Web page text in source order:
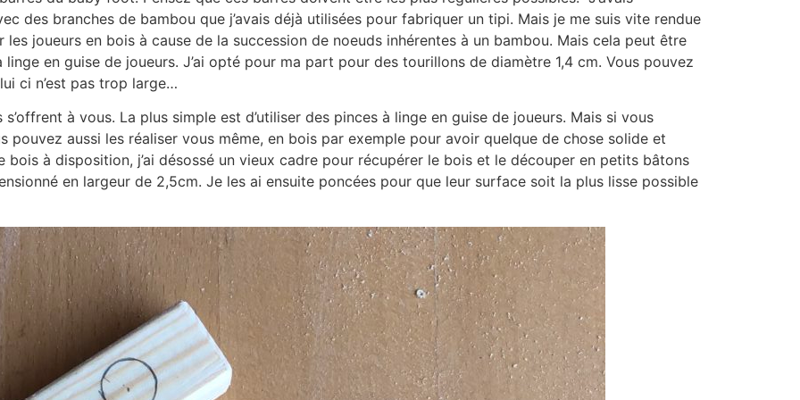
des branches de bambou que j’avais déjà utilisées pour fabriquer un tipi. Mais je me suis vite rendue
joueurs en bois à cause de la succession de noeuds inhérentes à un bambou. Mais cela peut être
en guise de joueurs. J’ai opté pour ma part pour des tourillons de diamètre 1,4 cm. Vous pouvez
ci n’est pas trop large…
à vous. La plus simple est d’utiliser des pinces à linge en guise de joueurs. Mais si vous
pouvez aussi les réaliser vous même, en bois par exemple pour avoir quelque de chose solide et
bois à disposition, j’ai désossé un vieux cadre pour récupérer le bois et le découper en petits bâtons
en largeur de 2,5cm. Je les ai ensuite poncées pour que leur surface soit la plus lisse possible